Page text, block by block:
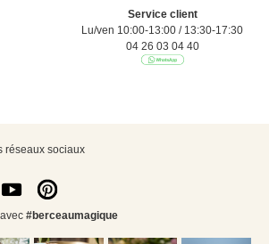
Service client
Lu/ven 10:00-13:00 / 13:30-17:30
04 26 03 04 40
réseaux sociaux
#berceaumagique